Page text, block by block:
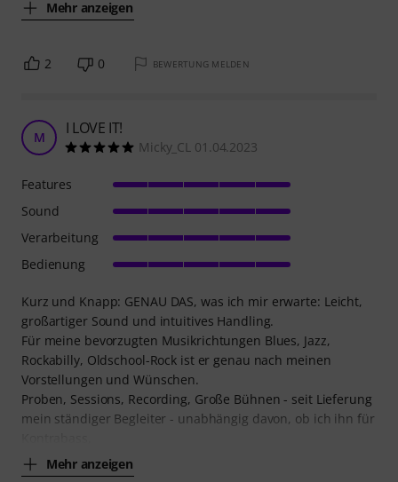
Mehr anzeigen
2 0 BEWERTUNG MELDEN
M I LOVE IT!
Micky_CL 01.04.2023
Kurz und Knapp: GENAU DAS, was ich mir erwarte: Leicht,
großartiger Sound und intuitives Handling.
Für meine bevorzugten Musikrichtungen Blues, Jazz,
Rockabilly, Oldschool-Rock ist er genau nach meinen
Vorstellungen und Wünschen.
Proben, Sessions, Recording, Große Bühnen - seit Lieferung
mein ständiger Begleiter - unabhängig davon, ob ich ihn für
Mehr anzeigen
Features
Sound
Verarbeitung
Bedienung